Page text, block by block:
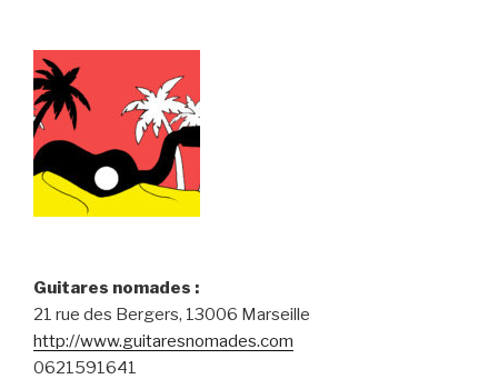
Guitares nomades :
21 rue des Bergers, 13006 Marseille
http://www.guitaresnomades.com
0621591641